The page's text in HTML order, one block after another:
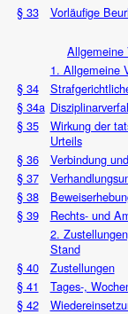
§ 33
Vorläufige
Allgemeine
1. Allgemeine
§ 34
§ 34a
§ 35
Wirkung der
Urteils
§ 36
Verbindung
§ 37
§ 38
§ 39
Rechts- und
2.
Stand
§ 40
Zustellungen
§ 41
Tages-,
§ 42